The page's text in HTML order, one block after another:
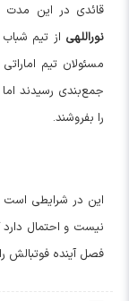
قائدی در این مدت
نوراللهیاز تیم شباب
مسئولان تیم اماراتی
جمع‌بندی رسیدند اما
را بفروشند.
این در شرایطی
نیست و احتمال دارد
فصل آینده فوتبالش را